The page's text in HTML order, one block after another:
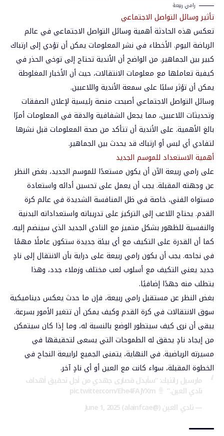
رامي ربيعة
تأثير وسائل التواصل الاجتماعي
تعكس هذه الحادثة أهمية وسائل التواصل الاجتماعي في عالم
الرياضة اليوم. الأخطاء في نشر المعلومات يمكن أن تؤدي إلى ارتباك
كبير بين الجماهير. من الواضح أن الأندية تحتاج إلى توخي الحذر في
كيفية تعاملها مع معلومات الانتقالات، حيث أن الأخبار المغلوطة
يمكن أن تؤثر سلبًا على سمعة الأندية واللاعبين.
وسائل التواصل الاجتماعي أصبحت منصة رئيسية لإعلان الصفقات
وتحديثات اللاعبين، مما يجعل الشفافية والدقة في المعلومات أمرًا
بالغ الأهمية. على الأندية أن تتأكد من صحة المعلومات قبل نشرها
لتفادي أي لبس أو ارتباك قد يحدث بين الجماهير.
أهمية الاستعداد للموسم الجديد
على رامي ربيعة الآن أن يكون مستعدًا للموسم الجديد، بغض النظر
عن وجهته المقبلة. يجب أن يعمل على تحسين أدائه واستعادة
مستواه الفني، خاصة في ظل المنافسة الشديدة في عالم كرة
القدم. يحتاج اللاعب إلى التركيز على تدريباته واستعداداته البدنية
والنفسية للظهور بشكل متميز مع النادي الجديد الذي سينضم إليه.
كما أن القدرة على التكيف مع أي بيئة جديدة ستكون عاملًا مهمًا
في نجاحه. يجب أن يكون رامي ربيعة على دراية بأن الانتقال إلى نادٍ
جديد يعني التكيف مع أسلوب لعب مختلف وزملاء جدد، وهذا
يتطلب منه جهدًا إضافيًا.
بغض النظر عن مستقبل رامي ربيعة، فإن ما حدث يعكس ديناميكية
سوق الانتقالات في كرة القدم وكيف يمكن أن تتغير الأمور بسرعة.
يبقى أن نرى كيف سيتطور الوضع بالنسبة له، وما إذا كان سيتمكن
من إيجاد نادٍ يحقق له الطموحات التي يسعى لتحقيقها في
مسيرته الرياضية. في النهاية، يتمنى الجميع لرابيعة النجاح في
الخطوة المقبلة، سواء كانت مع العين أو أي نادٍ آخر.
مارسيل راتنيك: “سأبذل قصارى جهدي من أجل تحقيق أهداف
نادي العين.”
pic.twitter.com/Ehe4FAJYXm
— نادي العين (@alainfcae)
June 1, 2025